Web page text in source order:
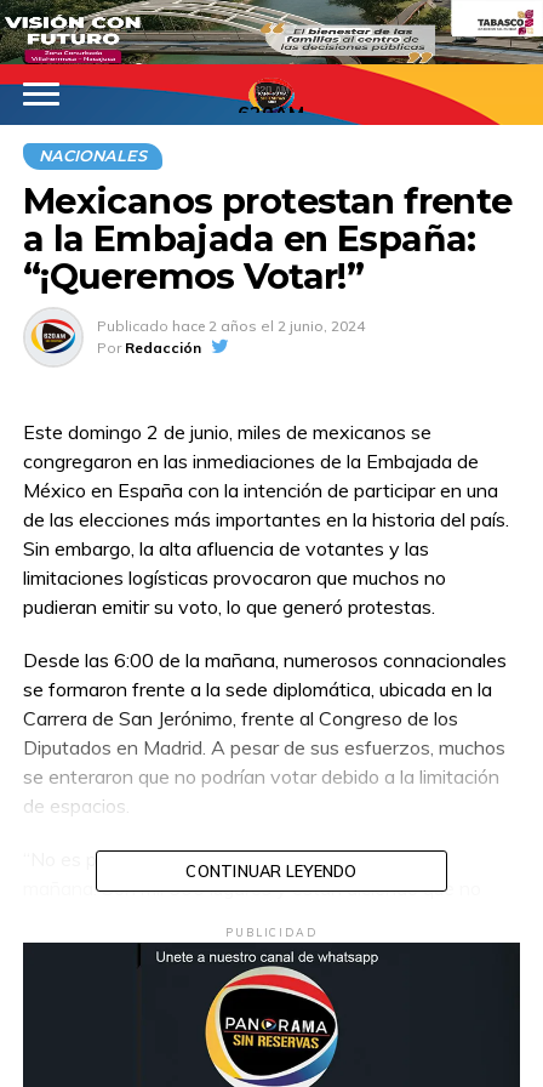
620AM
NACIONALES
Mexicanos protestan frente
a la Embajada en España:
“¡Queremos Votar!”
Publicado hace 2 años el 2 junio, 2024
Por Redacción
Este domingo 2 de junio, miles de mexicanos se
congregaron en las inmediaciones de la Embajada de
México en España con la intención de participar en una
de las elecciones más importantes en la historia del país.
Sin embargo, la alta afluencia de votantes y las
limitaciones logísticas provocaron que muchos no
pudieran emitir su voto, lo que generó protestas.
Desde las 6:00 de la mañana, numerosos connacionales
se formaron frente a la sede diplomática, ubicada en la
Carrera de San Jerónimo, frente al Congreso de los
Diputados en Madrid. A pesar de sus esfuerzos, muchos
se enteraron que no podrían votar debido a la limitación
de espacios.
“No es posible que tenemos desde las 6:00 de la
mañana. Son mil 500 lugares y están diciendo que no
poder de darnos el voto”, expresó uno de los mexicanos
Al grito de “¡Queremos votar!” y “México, México”, los
manifestantes exigieron que se les permitiera participar
CONTINUAR LEYENDO
PUBLICIDAD